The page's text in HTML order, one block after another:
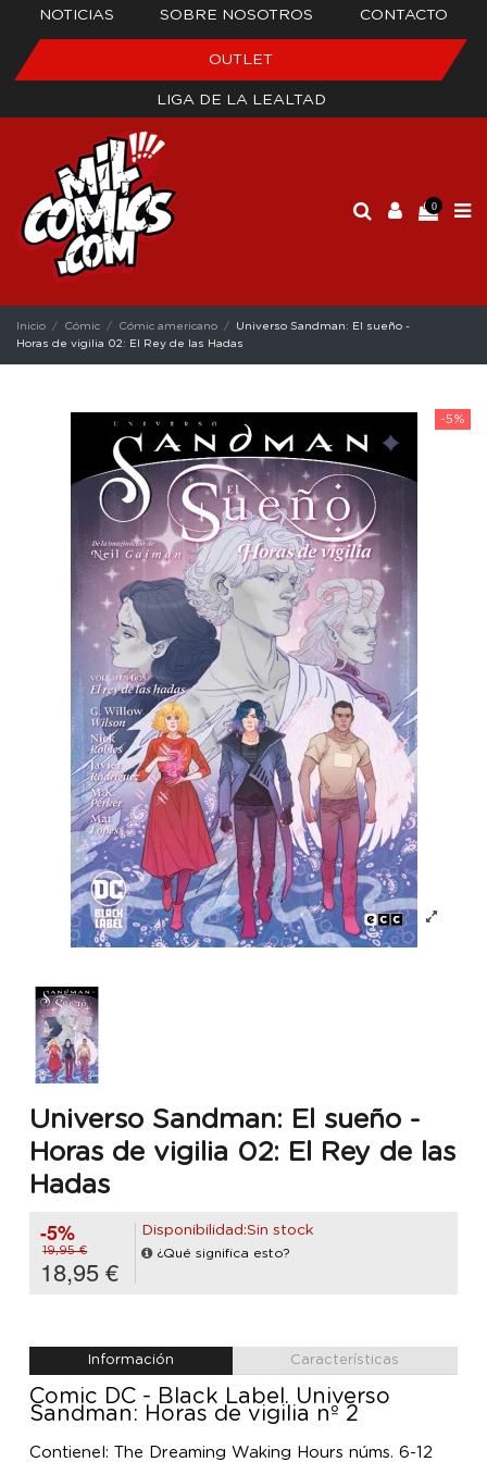
NOTICIAS SOBRE NOSOTROS CONTACTO
OUTLET
LIGA DE LA LEALTAD
0
Inicio Cómic Cómic americano
Universo Sandman: El sueño -
Horas de vigilia 02: El Rey de las Hadas
-5%
Universo Sandman: El sueño -
Horas de vigilia 02: El Rey de las
Hadas
-5%
19,95 €
18,95 €
Disponibilidad:Sin stock
¿Qué significa esto?
Información Características
Comic DC - Black Label. Universo
Sandman: Horas de vigilia nº 2
Contienel: The Dreaming Waking Hours núms. 6-12